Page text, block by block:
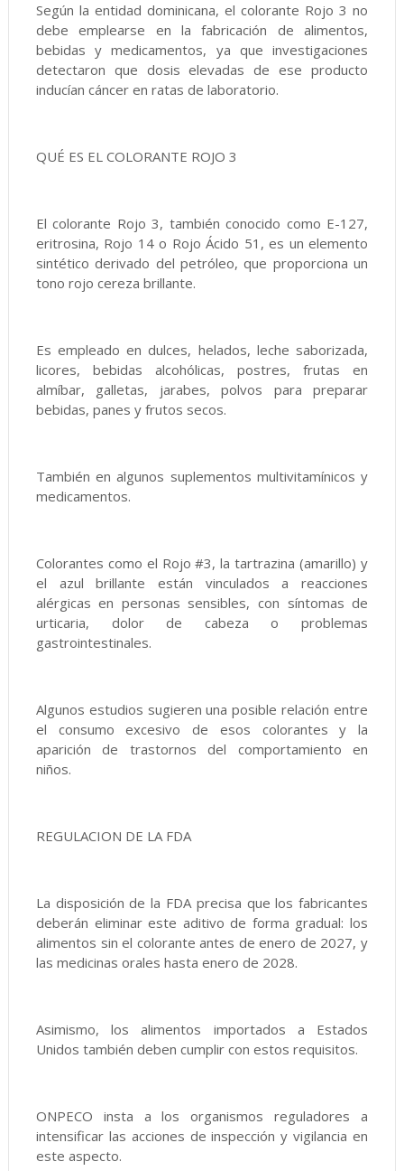
Según la entidad dominicana, el colorante Rojo 3 no
debe emplearse en la fabricación de alimentos,
bebidas y medicamentos, ya que investigaciones
detectaron que dosis elevadas de ese producto
inducían cáncer en ratas de laboratorio.
QUÉ ES EL COLORANTE ROJO 3
El colorante Rojo 3, también conocido como E-127,
eritrosina, Rojo 14 o Rojo Ácido 51, es un elemento
sintético derivado del petróleo, que proporciona un
tono rojo cereza brillante.
Es empleado en dulces, helados, leche saborizada,
licores, bebidas alcohólicas, postres, frutas en
almíbar, galletas, jarabes, polvos para preparar
bebidas, panes y frutos secos.
También en algunos suplementos multivitamínicos y
medicamentos.
Colorantes como el Rojo #3, la tartrazina (amarillo) y
el azul brillante están vinculados a reacciones
alérgicas en personas sensibles, con síntomas de
urticaria, dolor de cabeza o problemas
gastrointestinales.
Algunos estudios sugieren una posible relación entre
el consumo excesivo de esos colorantes y la
aparición de trastornos del comportamiento en
niños.
REGULACION DE LA FDA
La disposición de la FDA precisa que los fabricantes
deberán eliminar este aditivo de forma gradual: los
alimentos sin el colorante antes de enero de 2027, y
las medicinas orales hasta enero de 2028.
Asimismo, los alimentos importados a Estados
Unidos también deben cumplir con estos requisitos.
ONPECO insta a los organismos reguladores a
intensificar las acciones de inspección y vigilancia en
este aspecto.